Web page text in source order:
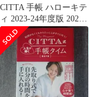
CITTA 手帳 ハローキテ
ィ 2023-24年度版 2023
年3月始まり 赤